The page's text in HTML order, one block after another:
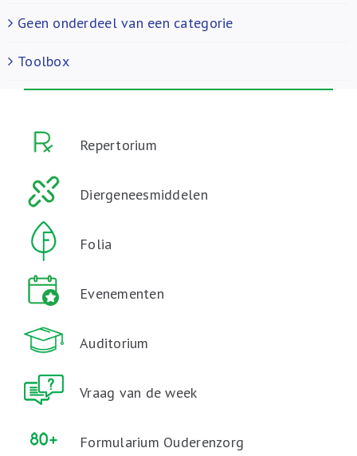
Geen onderdeel van een categorie
Toolbox
Repertorium
Diergeneesmiddelen
Folia
Evenementen
Auditorium
Vraag van de week
Formularium Ouderenzorg